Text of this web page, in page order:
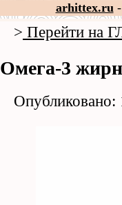
arhittex.ru-
> Перейти на
Омега-3
Опубликовано: